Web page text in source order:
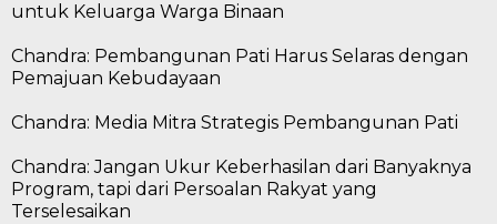
untuk Keluarga Warga Binaan
Chandra: Pembangunan Pati Harus Selaras dengan
Pemajuan Kebudayaan
Chandra: Media Mitra Strategis Pembangunan Pati
Chandra: Jangan Ukur Keberhasilan dari Banyaknya
Program, tapi dari Persoalan Rakyat yang
Terselesaikan